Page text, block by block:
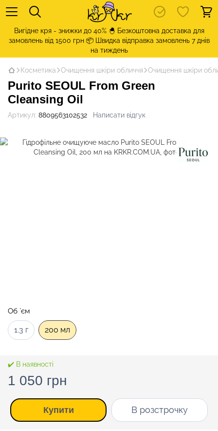
Вигідне кря - знижки до 40% 🐣 Безкоштовна доставка для
замовлень від 1500 грн 📦 Швидка відправка замовлень 7 днів
на тиждень
Косметика Очищення шкіри обличчя Очищення шкіри
Purito SEOUL From Green
Cleansing Oil
Артикул: 8809563102532 Написати відгук
Об `єм
1.3 г 200 мл
✔️ В наявності
1 050 грн
Купити В розстрочку